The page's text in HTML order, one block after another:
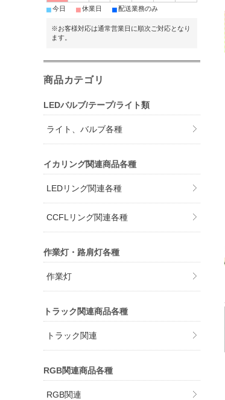
■今日 ■休業日 ■配送業務のみ
※お客様対応は通常営業日に順次ご対応となり
ます。
商品カテゴリ
LEDバルブ/テープ/ライト類
ライト、バルブ各種
イカリング関連商品各種
LEDリング関連各種
CCFLリング関連各種
作業灯・路肩灯各種
作業灯
トラック関連商品各種
トラック関連
RGB関連商品各種
RGB関連